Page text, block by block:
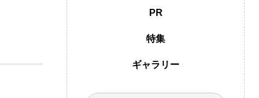
PR
特集
ギャラリー